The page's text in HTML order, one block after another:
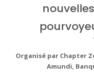
Organisé par Chapter
Amundi,